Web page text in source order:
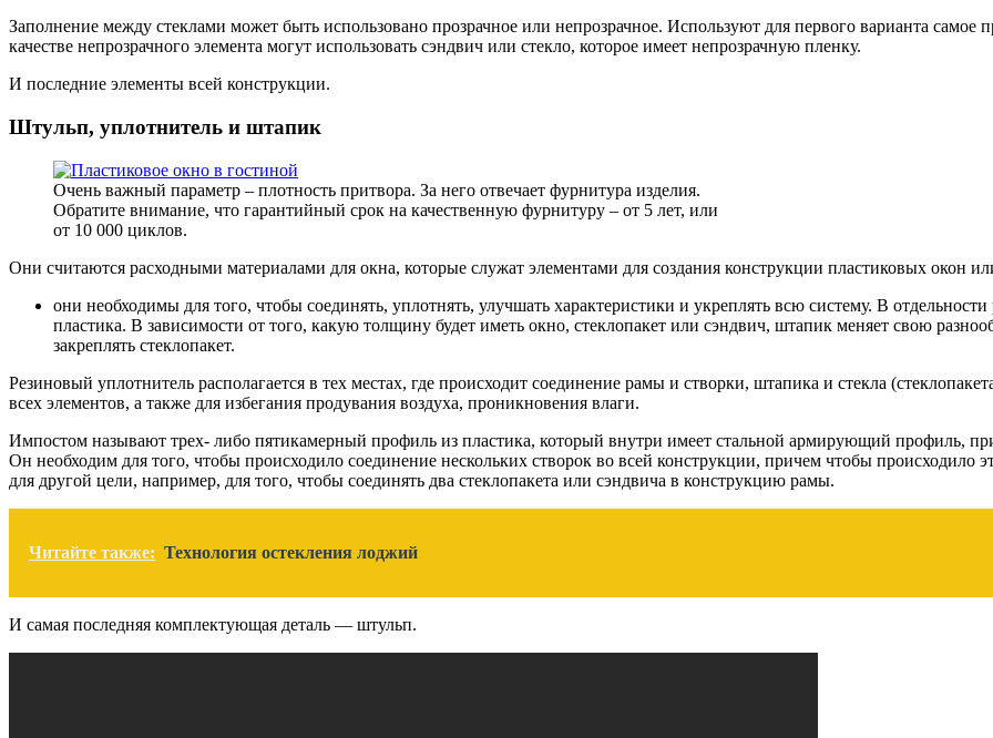
Заполнение между стеклами может быть использовано прозрачное или непрозрачное. Используют для первого варианта самое
качестве непрозрачного элемента могут использовать сэндвич или стекло, которое имеет непрозрачную пленку.
И последние элементы всей конструкции.
Штульп, уплотнитель и штапик
Очень важный параметр – плотность притвора. За него отвечает фурнитура изделия.
Обратите внимание, что гарантийный срок на качественную фурнитуру – от 5 лет, или
от 10 000 циклов.
Они считаются расходными материалами для окна, которые служат элементами для создания конструкции пластиковых окон
они необходимы для того, чтобы соединять, уплотнять, улучшать характеристики и укреплять всю систему. В
пластика. В зависимости от того, какую толщину будет иметь окно, стеклопакет или сэндвич, штапик меняет свою
закреплять стеклопакет.
Резиновый уплотнитель располагается в тех местах, где происходит соединение рамы и створки, штапика и стекла
всех элементов, а также для избегания продувания воздуха, проникновения влаги.
Импостом называют трех- либо пятикамерный профиль из пластика, который внутри имеет стальной армирующий профиль,
Он необходим для того, чтобы происходило соединение нескольких створок во всей конструкции, причем чтобы происходило
для другой цели, например, для того, чтобы соединять два стеклопакета или сэндвича в конструкцию рамы.
Читайте также: Технология остекления лоджий
И самая последняя комплектующая деталь — штульп.